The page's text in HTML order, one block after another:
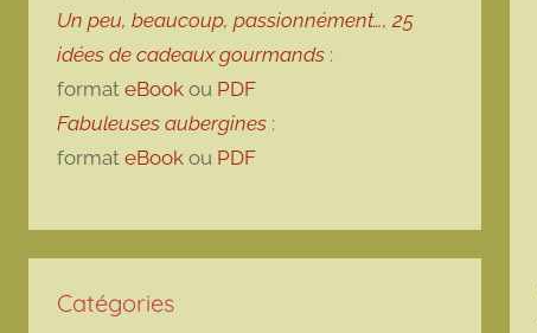
Un peu, beaucoup, passionnément…, 25
idées de cadeaux gourmands :
format eBook ou PDF
Fabuleuses aubergines :
format eBook ou PDF
Catégories